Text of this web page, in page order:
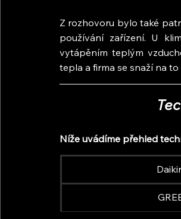
Z rozhovoru bylo také
používání zařízení. U
vytápěním teplým
tepla a firma se snaží na
Níže uvádíme přehled